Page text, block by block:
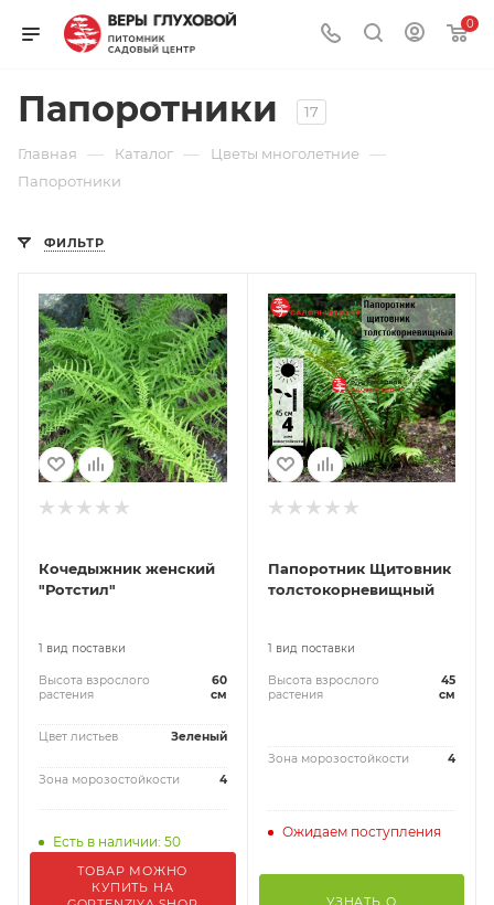
0
Папоротники 17
Главная — Каталог — Цветы многолетние —
Папоротники
ФИЛЬТР
Кочедыжник женский
"Ротстил"
1 вид поставки
Высота взрослого
растения
60
см
Цвет листьев Зеленый
Зона морозостойкости 4
Есть в наличии: 50
ТОВАР МОЖНО
КУПИТЬ НА
Папоротник Щитовник
толстокорневищный
1 вид поставки
Высота взрослого
растения
45
см
Зона морозостойкости 4
Ожидаем поступления
УЗНАТЬ О